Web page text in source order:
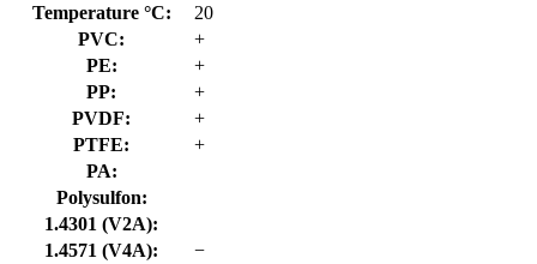
Temperature °C:
20
PVC:
+
PE:
+
PP:
+
PVDF:
+
PTFE:
+
PA:
Polysulfon:
1.4301 (V2A):
1.4571 (V4A):
−